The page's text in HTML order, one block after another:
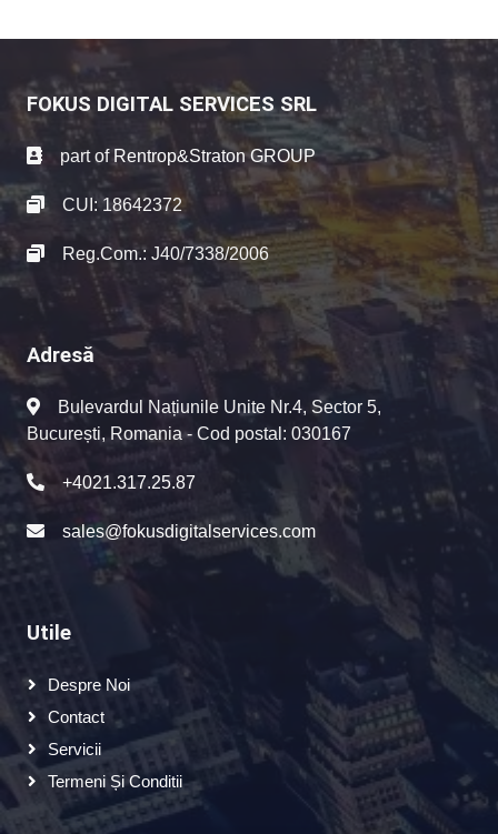
FOKUS DIGITAL SERVICES SRL
part ofRentrop&Straton GROUP
CUI: 18642372
Reg.Com.: J40/7338/2006
Adresă
Bulevardul Națiunile Unite Nr.4, Sector 5,
București, Romania - Cod postal: 030167
+4021.317.25.87
sales@fokusdigitalservices.com
Utile
Despre Noi
Contact
Servicii
Termeni Și Conditii